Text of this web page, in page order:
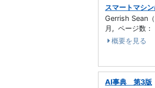
スマートマシ
Gerrish Sean
月, ページ数
概要を見る
AI事典 第3版